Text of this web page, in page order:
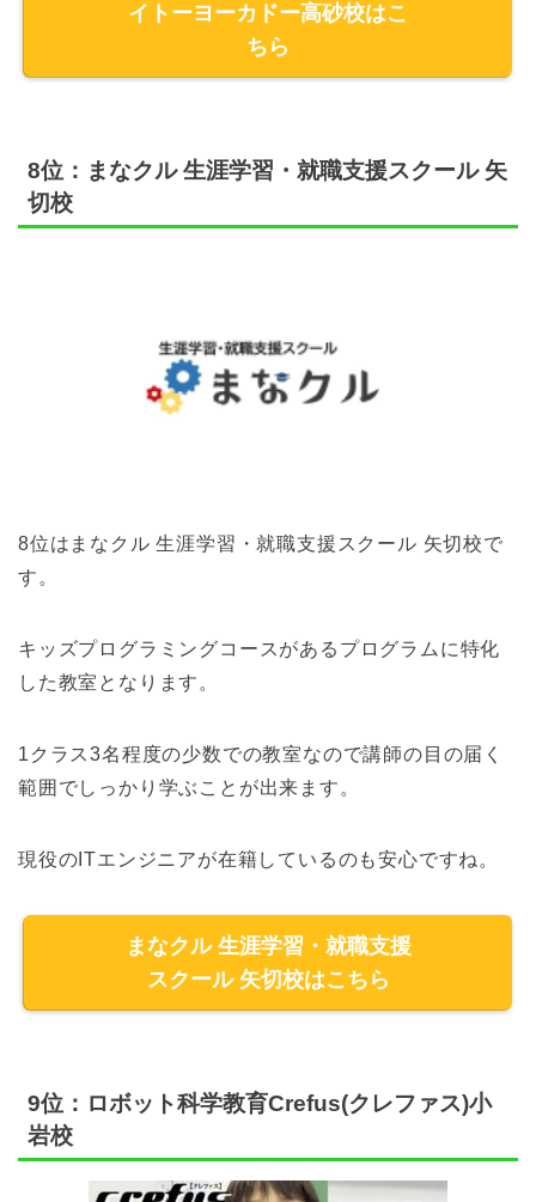
イトーヨーカドー高砂校はこ
ちら
8位：まなクル 生涯学習・就職支援スクール 矢
切校
8位はまなクル 生涯学習・就職支援スクール 矢切校で
す。
キッズプログラミングコースがあるプログラムに特化
した教室となります。
1クラス3名程度の少数での教室なので講師の目の届く
範囲でしっかり学ぶことが出来ます。
現役のITエンジニアが在籍しているのも安心ですね。
まなクル 生涯学習・就職支援
スクール 矢切校はこちら
9位：ロボット科学教育Crefus(クレファス)小
岩校